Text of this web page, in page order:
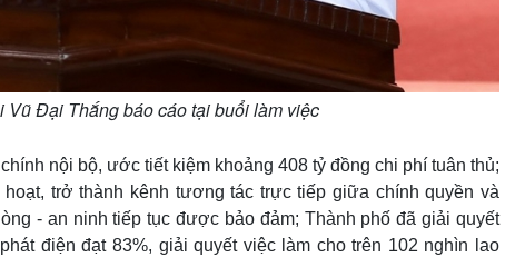
Đại Thắng báo cáo tại buổi làm việc
nội bộ, ước tiết kiệm khoảng 408 tỷ đồng chi phí tuân thủ;
trở thành kênh tương tác trực tiếp giữa chính quyền và
- an ninh tiếp tục được bảo đảm; Thành phố đã giải quyết
điện đạt 83%, giải quyết việc làm cho trên 102 nghìn lao